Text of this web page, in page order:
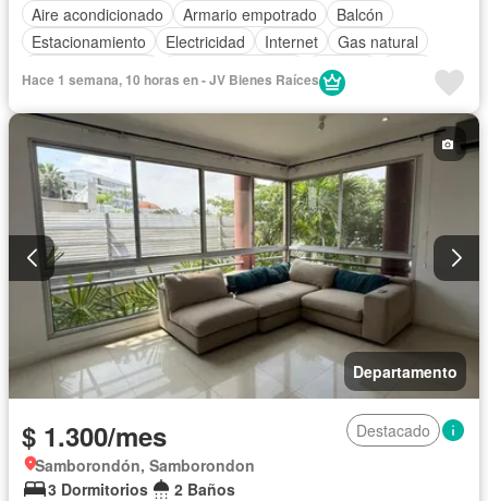
Aire acondicionado
Armario empotrado
Balcón
Estacionamiento
Electricidad Internet
Gas natural
Terraza
Acceso para personas con discapacidad
Garita de guardianía
Ascensor
Sauna
Seguridad
Piscina Wifi Sin amoblar
Hace 1 semana, 10 horas en - JV Bienes Raíces
Departamento
$ 1.300/mes
Destacado
Samborondón, Samborondon
3 Dormitorios
2 Baños